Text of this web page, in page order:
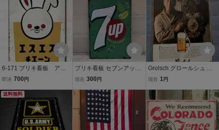
ンテリア ジャケット
hi Auto soccer 直筆サイン
6-171 ブリキ看板 アメ
リカン雑貨 インテリ
即決 700 円
ブリキ看板 セブンアップ
アメリカン雑貨 インテリ
現在 300 円
Grolsch グロールシュ ビ
ール 広告 ブリキ看板 メタ
ヴィンテージ加工 アメリ
カン雑貨
現在 1 円
送料無料